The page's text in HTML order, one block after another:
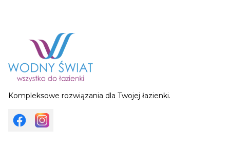
Kompleksowe rozwiązania dla Twojej łazienki.